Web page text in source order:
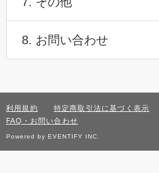
8. お問い合わせ
利用規約 特定商取引法に基づく表示
FAQ・お問い合わせ
Powered by EVENTIFY INC.